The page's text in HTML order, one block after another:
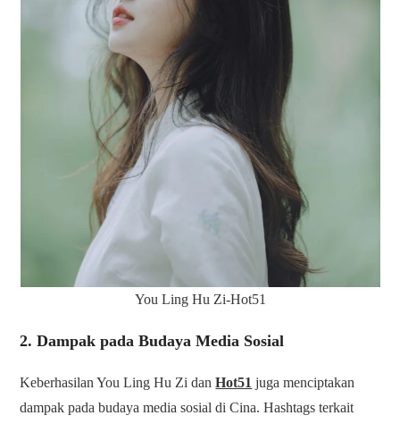
You Ling Hu Zi-Hot51
2. Dampak pada Budaya Media Sosial
Keberhasilan You Ling Hu Zi danHot51 juga menciptakan
dampak pada budaya media sosial di Cina. Hashtags terkait